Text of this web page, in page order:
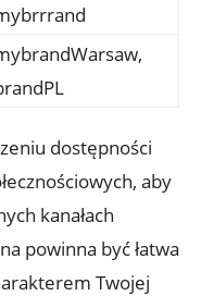
dostępności
aby
kanałach
powinna być łatwa
Twojej